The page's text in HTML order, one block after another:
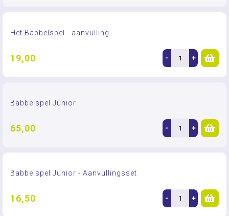
Het Babbelspel - aanvulling
19,00 - +
Babbelspel Junior
65,00 - +
Babbelspel Junior - Aanvullingsset
16,50 - +